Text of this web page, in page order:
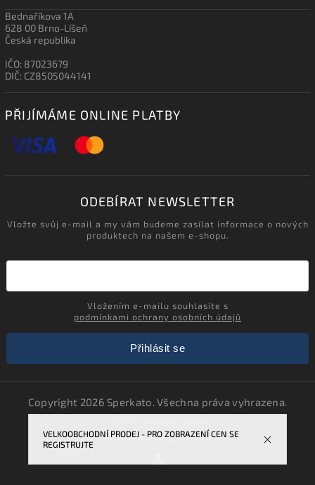
VELKOOBCHODNÍ PRODEJ - PRO ZOBRAZENÍ CEN SE
REGISTRUJTE
Bednaříkova 1A
628 00 Brno-Líšeň
Česká republika
IČO: 87023679
DIČ: CZ8505044141
PŘIJÍMÁME ONLINE PLATBY
ODEBÍRAT NEWSLETTER
Vložte svůj e-mail a my vám budeme zasílat informace o nových
produktech na našem e-shopu.
podmínkami ochrany osobních údajů
Přihlásit se
Copyright 2026 Sperkato. Všechna práva vyhrazena.
VytvořilShoptet| DesignShoptak.cz.